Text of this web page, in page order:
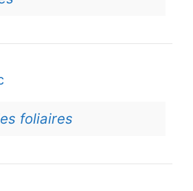
foliaires